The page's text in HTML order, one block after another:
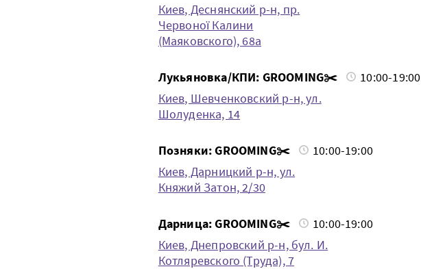
Киев, Деснянский р-н, пр.
Червоної Калини
(Маяковского), 68а
Лукьяновка/КПИ: GROOMING✂️
10:00-19:00
Киев, Шевченковский р-н, ул.
Шолуденка, 14
Позняки: GROOMING✂️
10:00-19:00
Киев, Дарницкий р-н, ул.
Княжий Затон, 2/30
Дарница: GROOMING✂️
10:00-19:00
Киев, Днепровский р-н, бул. И.
Котляревского (Труда), 7